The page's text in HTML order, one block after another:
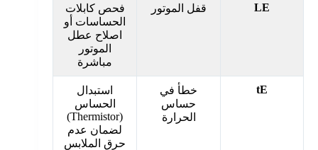
LE قفل الموتور
فحص كابلات
الحساسات أو
اصلاح عطل
الموتور
مباشرة
tE
خطأ في
حساس
الحرارة
استبدال
الحساس
(Thermistor)
لضمان عدم
حرق الملابس